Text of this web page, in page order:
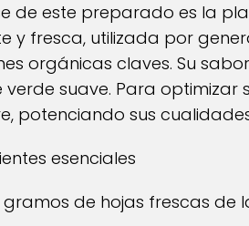
de este preparado es la
y fresca, utilizada por
orgánicas claves. Su
verde suave. Para
potenciando sus
esenciales
gramos de hojas frescas